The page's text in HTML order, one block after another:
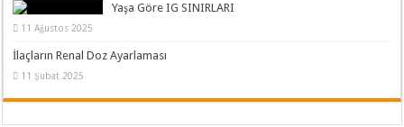
Yaşa Göre IG SINIRLARI
11 Ağustos 2025
İlaçların Renal Doz Ayarlaması
11 Şubat 2025